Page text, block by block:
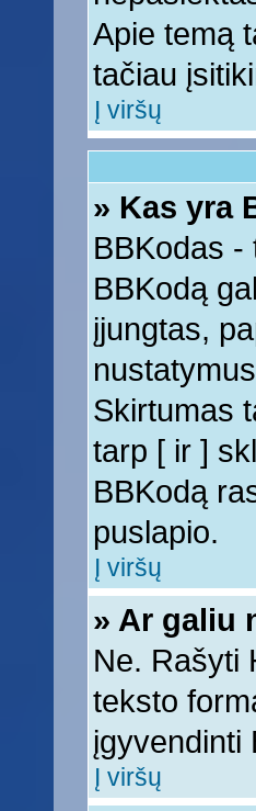
Apie temą
tačiau
Į viršų
» Kas yra
BBKodas -
BBKodą
įjungtas,
Skirtumas
tarp [ ir ]
BBKodą
puslapio.
Į viršų
» Ar galiu
Ne. Rašyti
teksto
įgyvendinti
Į viršų